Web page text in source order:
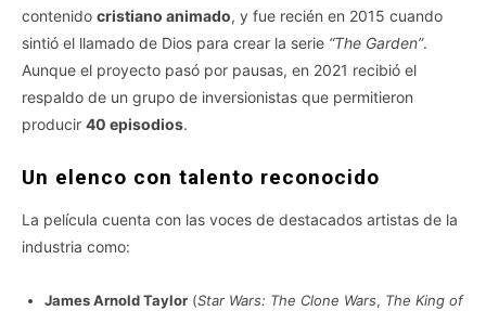
contenido cristiano animado, y fue recién en 2015 cuando
sintió el llamado de Dios para crear la serie “The Garden”.
Aunque el proyecto pasó por pausas, en 2021 recibió el
respaldo de un grupo de inversionistas que permitieron
producir 40 episodios.
Un elenco con talento reconocido
La película cuenta con las voces de destacados artistas de la
industria como:
James Arnold Taylor (Star Wars: The Clone Wars, The King of